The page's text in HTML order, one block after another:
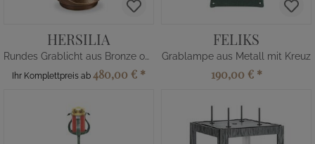
HERSILIA
Rundes Grablicht aus Bronze oder Alu
Ihr Komplettpreis ab 480,00 € *
FELIKS
Grablampe aus Metall mit Kreuz
190,00 € *